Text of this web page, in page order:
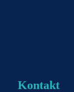
Kontakt